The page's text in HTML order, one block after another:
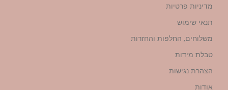
מדיניות פרטיות
תנאי שימוש
משלוחים, החלפות והחזרות
טבלת מידות
הצהרת נגישות
אודות